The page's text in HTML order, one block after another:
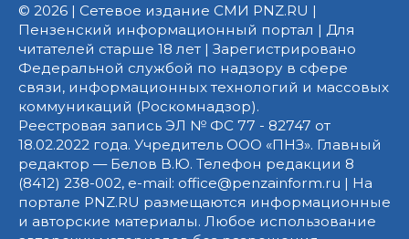
© 2026 | Сетевое издание СМИ PNZ.RU |
Пензенский информационный портал | Для
читателей старше 18 лет | Зарегистрировано
Федеральной службой по надзору в сфере
связи, информационных технологий и массовых
коммуникаций (Роскомнадзор).
Реестровая запись ЭЛ № ФС 77 - 82747 от
18.02.2022 года. Учредитель ООО «ПНЗ». Главный
редактор — Белов В.Ю. Телефон редакции 8
(8412) 238-002, e-mail: office@penzainform.ru | На
портале PNZ.RU размещаются информационные
и авторские материалы. Любое использование